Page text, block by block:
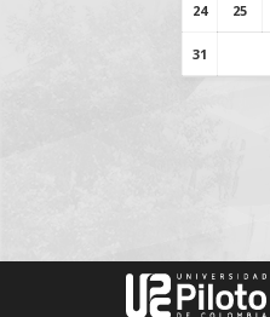
24 25
31